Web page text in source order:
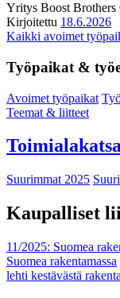
Yritys Boost Brothers
Kirjoitettu 18.6.2026
Kaikki avoimet
Työpaikat &
Avoimet työpaikat
Teemat & liitteet
Suurimmat 2025
Kaupalliset
11/2025: Suomea
Suomea rakentamassa
lehti kestävästä